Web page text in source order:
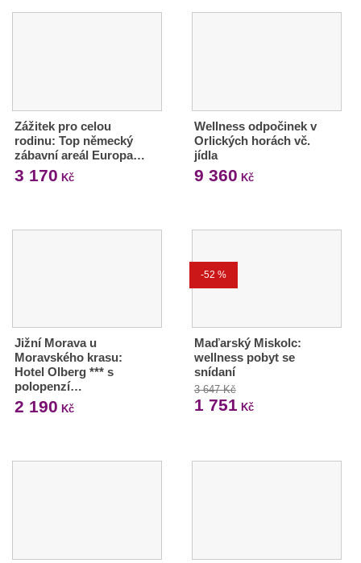
Zážitek pro celou
rodinu: Top německý
zábavní areál Europa…
3 170 Kč
Wellness odpočinek v
Orlických horách vč.
jídla
9 360 Kč
Jižní Morava u
Moravského krasu:
Hotel Olberg *** s
polopenzí…
2 190 Kč
-52 %
Maďarský Miskolc:
wellness pobyt se
snídaní
3 647 Kč
1 751 Kč